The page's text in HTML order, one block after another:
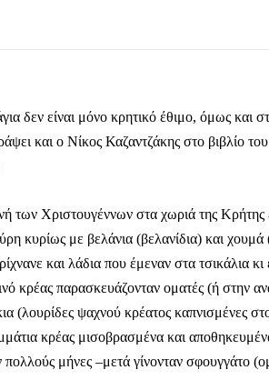
δεν είναι μόνο κρητικό έθιμο, όμως και
και ο Νίκος Καζαντζάκης στο βιβλίο
των Χριστουγέννων στα χωριά της Κρήτης
κυρίως με βελάνια (βελανίδια) και
και λάδια που έμεναν στα τσικάλια
κρέας παρασκευάζονταν οματές (ή στην
(λουρίδες ψαχνού κρέατος καπνισμένες
κρέας μισοβρασμένα και
πολλούς μήνες –μετά γίνονταν σφουγγάτο